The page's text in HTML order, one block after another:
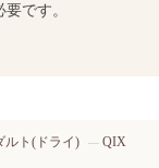
要です。
ルト(ドライ)
QIX